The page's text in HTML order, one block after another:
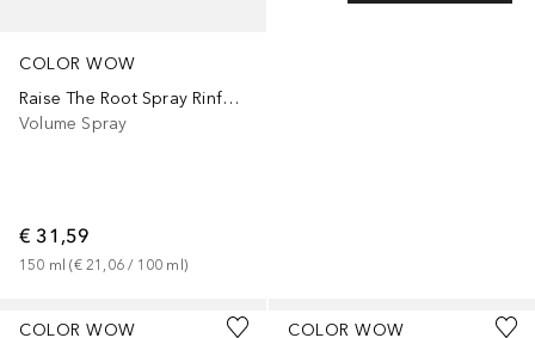
COLOR WOW
Raise The Root Spray Rinforzante
Volume Spray
€ 31,59
150 ml (€ 21,06 / 100 ml)
COLOR WOW COLOR WOW